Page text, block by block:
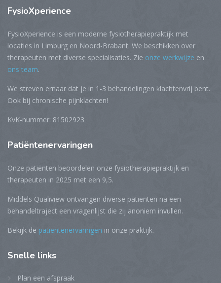
FysioXperience
FysioXperience is een moderne fysiotherapiepraktijk met
locaties in Limburg en Noord-Brabant. We beschikken over
therapeuten met diverse specialisaties. Zie onze werkwijze en
ons team.
We streven ernaar dat je in 1-3 behandelingen klachtenvrij bent.
Ook bij chronische pijnklachten!
KvK-nummer: 81502923
Patiëntenervaringen
Onze patiënten beoordelen onze fysiotherapiepraktijk en
therapeuten in 2025 met een 9,5.
Middels Qualiview ontvangen diverse patiënten na een
behandeltraject een vragenlijst die zij anoniem invullen.
Bekijk de patiëntenervaringen in onze praktijk.
Snelle links
Plan een afspraak